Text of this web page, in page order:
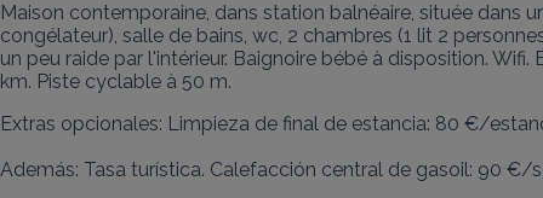
Maison contemporaine, dans station balnéaire, située dans
congélateur), salle de bains, wc, 2 chambres (1 lit 2
un peu raide par l'intérieur. Baignoire bébé à disposition.
km. Piste cyclable à 50 m.
Extras opcionales: Limpieza de final de estancia: 80 €/
Además: Tasa turística. Calefacción central de gasoil: 90 €/